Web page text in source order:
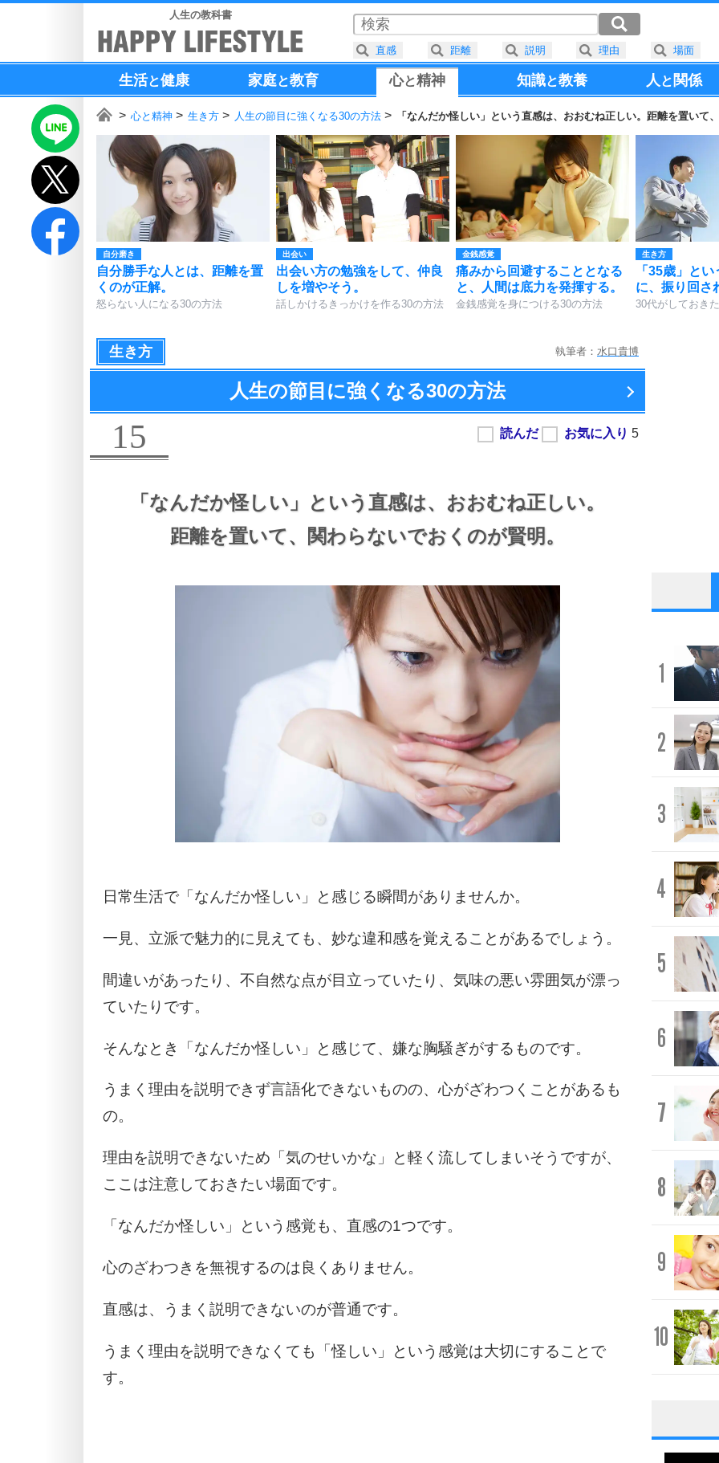
人生の教科書
生活と健康 家庭と教育 心と精神 知識と教養 人と 関係
心と精神 生き方 人生の節目に強くなる30の方法 「なんだか怪しい」という直感は、おおむね正しい。距離を置いて
自分磨き
自分勝手な人とは、距離を置
くのが正解。
怒らない人になる30の方法
出会い
出会い方の勉強をして、仲良
しを増やそう。
話しかけるきっかけを作る30の方法
金銭感覚
痛みから回避することとなる
と、人間は底力を発揮する。
金銭感覚を身につける30の方法
生き方
「35歳」と
に、振り回さ
30代がしておき
生き方 執筆者： 水口貴博
人生の節目に強くなる30の方法
15
「なんだか怪しい」という直感は、 おおむね正しい。
距離を置いて、
関わらないでおくのが賢明。
日常生活で「なんだか怪しい」と感じる瞬間がありませんか。
一見、立派で魅力的に見えても、妙な違和感を覚えることがあるでしょう。
間違いがあったり、不自然な点が目立っていたり、気味の悪い雰囲気が漂っ
ていたりです。
そんなとき「なんだか怪しい」と感じて、嫌な胸騒ぎがするものです。
うまく理由を説明できず言語化できないものの、心がざわつくことがあるも
の。
理由を説明できないため「気のせいかな」と軽く流してしまいそうですが、
ここは注意しておきたい場面です。
「なんだか怪しい」という感覚も、直感の1つです。
心のざわつきを無視するのは良くありません。
直感は、うまく説明できないのが普通です。
うまく理由を説明できなくても「怪しい」という感覚は大切にすることで
す。
1
2
3
4
5
6
7
8
9
10
1
直感 距離 説明 理由 場面